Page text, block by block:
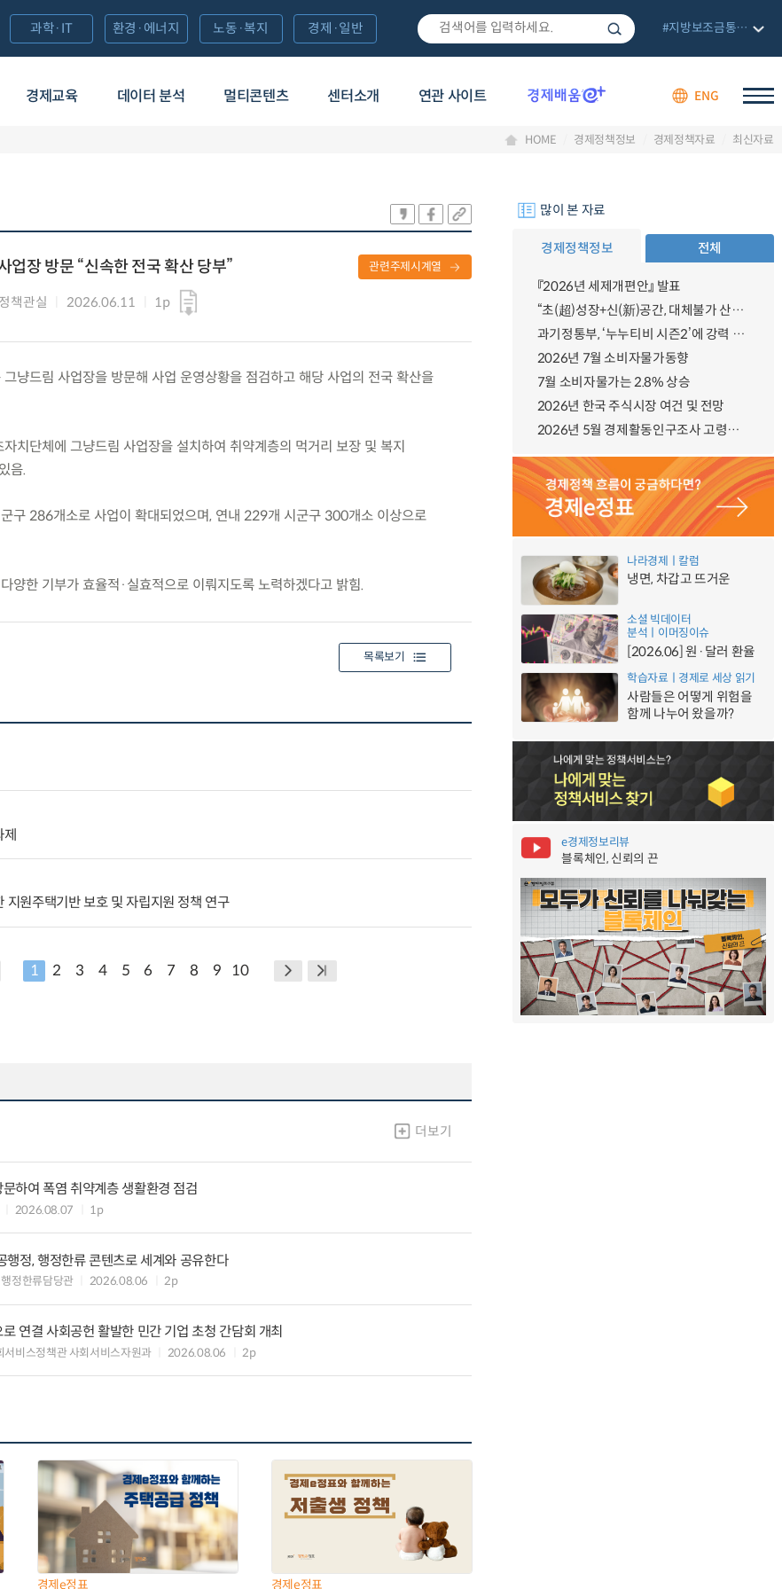
경제교육 데이터 분석 멀티콘텐츠 센터소개 연관 사이트 ENG
과학·IT 환경·에너지 노동·복지 경제·일반 #지방보조금통합관리망
HOME 경제정책정보 경제정책자료 최신자료
업장 방문 “신속한 전국 확산 당부”
책관실 2026.06.11 1p
관련주제시계열
냥드림 사업장을 방문해 사업 운영상황을 점검하고 해당 사업의 전국 확산을
치단체에 그냥드림 사업장을 설치하여 취약계층의 먹거리 보장 및 복지
음.
구 286개소로 사업이 확대되었으며, 연내 229개 시군구 300개소 이상으로
양한 기부가 효율적·실효적으로 이뤄지도록 노력하겠다고 밝힘.
목록보기
지원주택기반 보호 및 자립지원 정책 연구
1 2 3 4 5 6 7 8 9 10
더보기
하여 폭염 취약계층 생활환경 점검
2026.08.07 1p
행정, 행정한류 콘텐츠로 세계와 공유한다
정한류담당관 2026.08.06 2p
연결 사회공헌 활발한 민간 기업 초청 간담회 개최
비스정책관 사회서비스자원과 2026.08.06 2p
경제e정표 경제e정표
많이 본 자료
경제정책정보 전체
『2026년 세제개편안』 발표
“초(超)성장+신(新)공간, 대체불가 산업강국”
과기정통부, ‘누누티비 시즌2’에 강력 대응 의지 밝혀
2026년 7월 소비자물가동향
7월 소비자물가는 2.8% 상승
2026년 한국 주식시장 여건 및 전망
2026년 5월 경제활동인구조사 고령층 부가조사 결과
나라경제ㅣ칼럼
냉면, 차갑고 뜨거운
소셜 빅데이터
분석ㅣ이머징이슈
[2026.06] 원·달러 환율
학습자료ㅣ경제로 세상 읽기
사람들은 어떻게 위험을
함께 나누어 왔을까?
e경제정보리뷰
블록체인, 신뢰의 끈